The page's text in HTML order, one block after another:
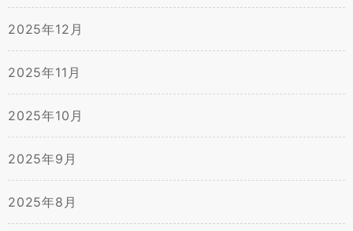
2025年12月
2025年11月
2025年10月
2025年9月
2025年8月